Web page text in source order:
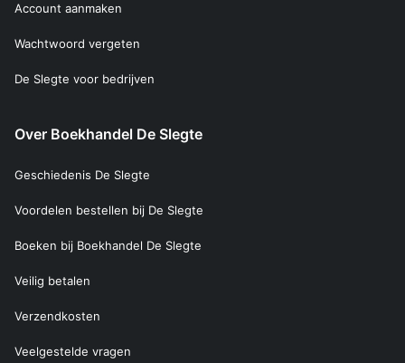
Account aanmaken
Wachtwoord vergeten
De Slegte voor bedrijven
Over Boekhandel De Slegte
Geschiedenis De Slegte
Voordelen bestellen bij De Slegte
Boeken bij Boekhandel De Slegte
Veilig betalen
Verzendkosten
Veelgestelde vragen